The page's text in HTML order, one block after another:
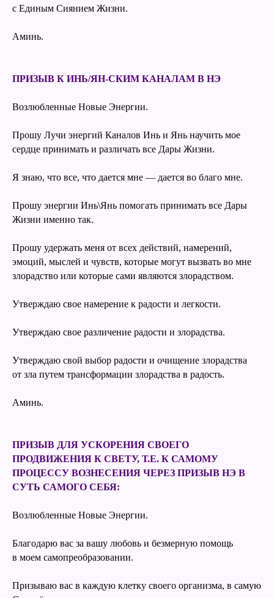
с Единым Сиянием Жизни.
Аминь.
ПРИЗЫВ К ИНЬ/ЯН-СКИМ КАНАЛАМ В НЭ
Возлюбленные Новые Энергии.
Прошу Лучи энергий Каналов Инь и Янь научить мое
сердце принимать и различать все Дары Жизни.
Я знаю, что все, что дается мне — дается во благо мне.
Прошу энергии Инь\Янь помогать принимать все Дары
Жизни именно так.
Прошу удержать меня от всех действий, намерений,
эмоций, мыслей и чувств, которые могут вызвать во мне
злорадство или которые сами являются злорадством.
Утверждаю свое намерение к радости и легкости.
Утверждаю свое различение радости и злорадства.
Утверждаю свой выбор радости и очищение злорадства
от зла путем трансформации злорадства в радость.
Аминь.
ПРИЗЫВ ДЛЯ УСКОРЕНИЯ СВОЕГО
ПРОДВИЖЕНИЯ К СВЕТУ, Т.Е. К САМОМУ
ПРОЦЕССУ ВОЗНЕСЕНИЯ ЧЕРЕЗ ПРИЗЫВ НЭ В
СУТЬ САМОГО СЕБЯ:
Возлюбленные Новые Энергии.
Благодарю вас за вашу любовь и безмерную помощь
в моем самопреобразовании.
Призываю вас в каждую клетку своего организма, в самую